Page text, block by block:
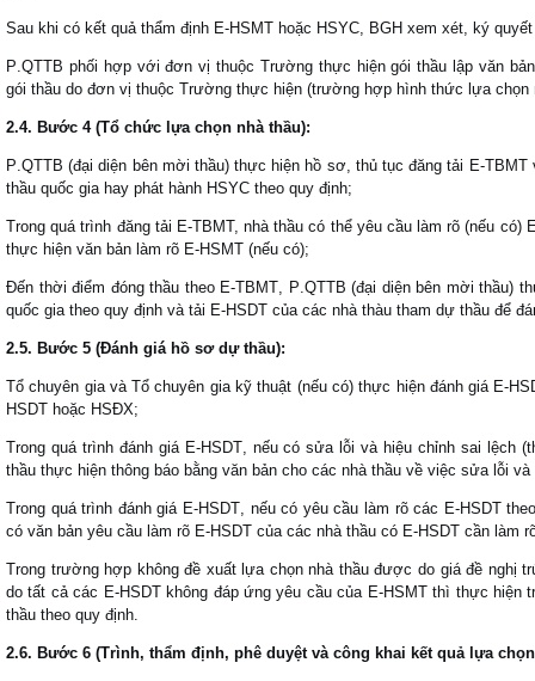
Sau khi có kết quả thẩm định E-HSMT hoặc HSYC, BGH xem xét, ký quyết
P.QTTB phối hợp với đơn vị thuộc Trường thực hiện gói thầu lập văn
gói thầu do đơn vị thuộc Trường thực hiện (trường hợp hình thức lựa chọn
2.4. Bước 4 (Tổ chức lựa chọn nhà thầu):
P.QTTB(đại diện bên mời thầu)thực hiện hồ sơ, thủ tục đăng tải E-TBMT
thầu quốc gia hay phát hành HSYC theo quy định;
Trong quátrình đăng tải E-TBMT, nhàthầu có thể yêu cầu làm rõ (nếu có)
thực hiện văn bản l àm rõ E-HSMT (nếu có);
Đến thời điểm đóng thầu theoE-TBMT, P.QTTB (đại diện bên mời thầu)
quốc gia theo quy định và tải E-HSDT của các nhà thàu tham dự thầu để
2.5. Bước 5 (Đánh giá hồ sơ dự thầu):
Tổ chuyên gia vàTổ chuyên gia kỹ thuật (nếu có)thực hiện đánh giá E-
HSDT hoặc HSĐX;
Trong quá trìnhđánh giáE-HSDT, nếu cósửa lỗi và hiệu chỉnh sai lệch(
thầu thực hiện thông báo bằng văn bản cho các nhà thầu về việc sửa lỗi và
Trong quátrình đánh giáE-HSDT, nếu có yêu cầu làm rõ các E-HSDT
có văn bản yêu cầu làm rõ E-HSDT của các nhà thầu có E-HSDT cần làm
Trong trường hợp khôngđề xuất lựa chọn nhà thầuđược do giá đề nghị tr
do tất cả các E-HSDTkhông đáp ứng yêu cầu của E-HSMT thì thực hiện
thầu theo quy định.
2.6. Bước 6 (Trình, thẩm định, phê duyệt và công khai kết quả lựa chọn